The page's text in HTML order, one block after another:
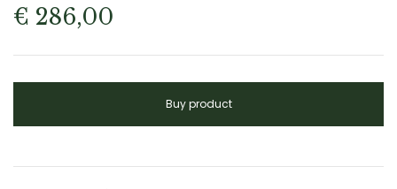
€ 286,00
Buy product